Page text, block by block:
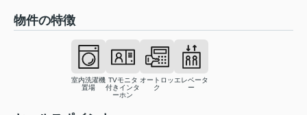
物件の特徴
室内洗濯機
置場
TVモニタ
付きインタ
ーホン
オートロッ
ク
エレベータ
ー